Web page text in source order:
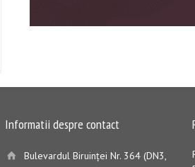
Informatii despre contact
Bulevardul Biruinţei Nr. 364 (DN3,